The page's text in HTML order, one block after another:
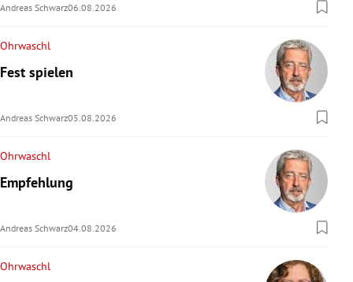
Untermenü
Andreas Schwarz06.08.2026
Ohrwaschl
Fest spielen
Andreas Schwarz05.08.2026
Ohrwaschl
Empfehlung
Andreas Schwarz04.08.2026
Ohrwaschl